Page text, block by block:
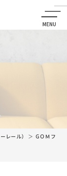
MENU
CLOSE
レール） ＞ ＧＯＭフ